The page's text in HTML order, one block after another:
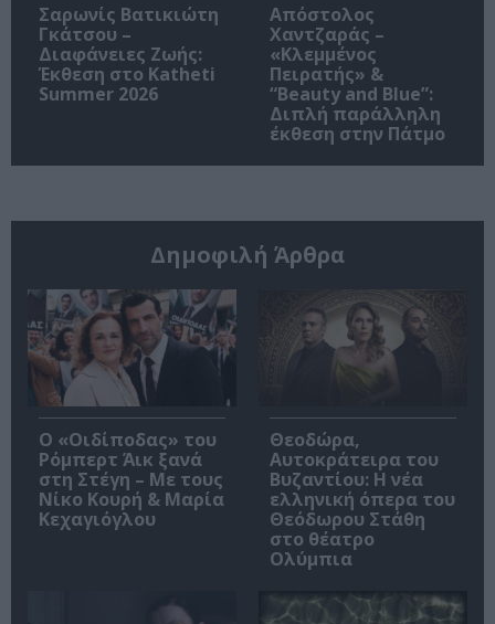
Σαρωνίς Βατικιώτη
Γκάτσου –
Διαφάνειες Ζωής:
Έκθεση στο Katheti
Summer 2026
Απόστολος
Χαντζαράς –
«Κλεμμένος
Πειρατής» &
“Beauty and Blue”:
Διπλή παράλληλη
έκθεση στην Πάτμο
Δημοφιλή Άρθρα
O «Οιδίποδας» του
Ρόμπερτ Άικ ξανά
στη Στέγη – Με τους
Νίκο Κουρή & Μαρία
Κεχαγιόγλου
Θεοδώρα,
Αυτοκράτειρα του
Βυζαντίου: Η νέα
ελληνική όπερα του
Θεόδωρου Στάθη
στο θέατρο
Ολύμπια